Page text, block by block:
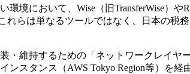
境において、Wise（旧TransferWise）
らは単なるツールではなく、日本の税
維持するための「ネットワークレイヤ
スタンス（AWS Tokyo Region等）を